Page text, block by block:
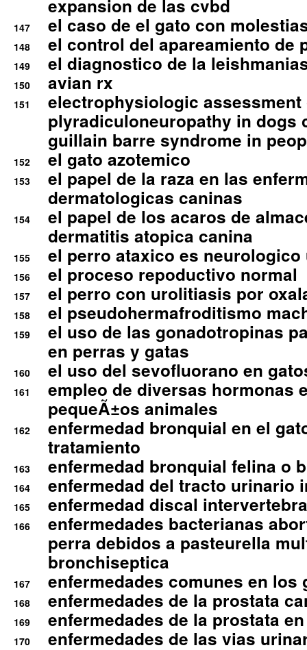
expansion de las cvbd
147 el caso de el gato con
148 el control del apareamiento de
149 el diagnostico de la
150 avian rx
151
electrophysiologic assessment
plyradiculoneuropathy in dogs
guillain barre syndrome in
152 el gato azotemico
153
el papel de la raza en las
dermatologicas caninas
154
el papel de los acaros de
dermatitis atopica canina
155 el perro ataxico es
156 el proceso repoductivo normal
157 el perro con urolitiasis por
158 el pseudohermafroditismo
159
el uso de las gonadotropinas
en perras y gatas
160 el uso del sevofluorano en
161
empleo de diversas hormonas
pequeÃ±os animales
162
enfermedad bronquial en el
tratamiento
163 enfermedad bronquial felina o
164 enfermedad del tracto urinario
165 enfermedad discal
166
enfermedades bacterianas
perra debidos a pasteurella
bronchiseptica
167 enfermedades comunes en los
168 enfermedades de la prostata
169 enfermedades de la prostata
170
enfermedades de las vias